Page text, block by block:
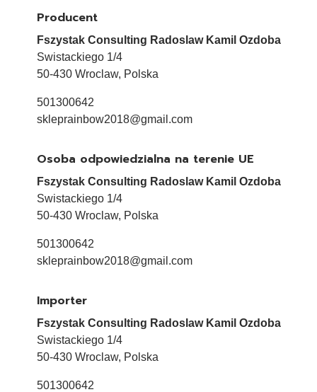
Producent
Fszystak Consulting Radoslaw Kamil Ozdoba
Swistackiego 1/4
50-430 Wroclaw, Polska
501300642
skleprainbow2018@gmail.com
Osoba odpowiedzialna na terenie UE
Fszystak Consulting Radoslaw Kamil Ozdoba
Swistackiego 1/4
50-430 Wroclaw, Polska
501300642
skleprainbow2018@gmail.com
Importer
Fszystak Consulting Radoslaw Kamil Ozdoba
Swistackiego 1/4
50-430 Wroclaw, Polska
501300642